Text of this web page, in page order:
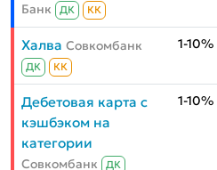
Банк
ДК КК
Халва Совкомбанк
ДК КК
1-10%
Дебетовая карта с
кэшбэком на
категории
Совкомбанк ДК
1-10%